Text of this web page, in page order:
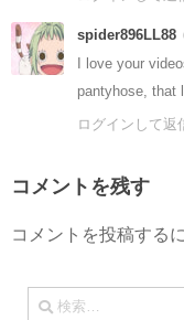
spider896LL88
I love your
pantyhose, that
ログインして返
コメントを残す
コメントを投稿する
検